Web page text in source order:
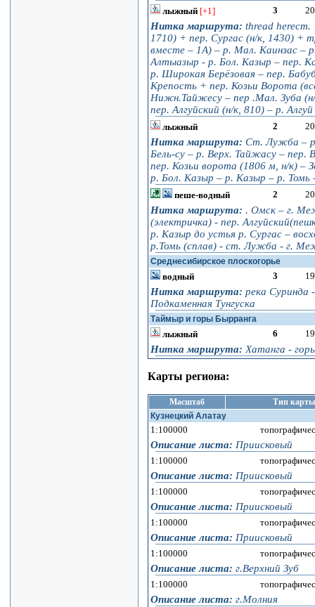
лыжный [+1] 3
Нитка маршрута: thread hereст.
1710) + пер. Сургас (н/к, 1430) +
вместе – 1А) – р. Мал. Каинзас –
Алтыазыр - р. Бол. Казыр – пер.
р. Широкая Берёзовая – пер.
Крепость + пер. Козьи Ворота
Нижн.Тайжесу – пер .Мал. Зуба
пер. Алгуйский (н/к, 810) – р.
лыжный 2
Нитка маршрута: Ст. Лужба –
Бель-су – р. Верх. Тайжасу – пер.
пер. Козьи ворота (1806 м, н/к) –
р. Бол. Казыр – р. Казыр – р.
пеше-водный 2
Нитка маршрута: . Омск – г.
(электричка) - пер.
р. Казыр до устья р. Сургас –
р.Томь (сплав) - ст. Лужба - г.
Среднесибирское плоскогорье
водный 3
Нитка маршрута: река Суринда
Подкаменная Тунгуска
Таймыр и горы Бырранга
лыжный 6
Нитка маршрута: Хатанга -
Карты региона:
Масштаб
Тип карты
Кузнецкий Алатау
1:100000
Описание листа: Приисковый
1:100000
Описание листа: Приисковый
1:100000
Описание листа: Приисковый
1:100000
Описание листа: Приисковый
1:100000
Описание листа: г.Верхний Зуб
1:100000
Описание листа: г.Молния